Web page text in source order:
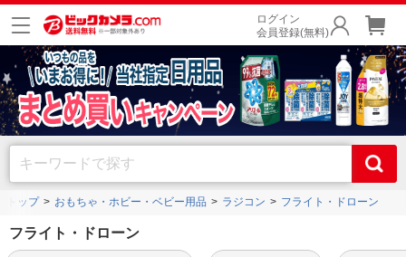
ログイン
会員登録(無料)
トップ おもちゃ・ホビー・ベビー用品 ラジコン フライト・ドローン
フライト・ドローン